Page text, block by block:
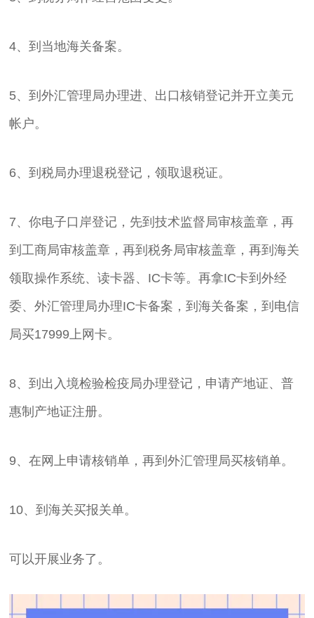
4、到当地海关备案。
5、到外汇管理局办理进、出口核销登记并开立美元
帐户。
6、到税局办理退税登记，领取退税证。
7、你电子口岸登记，先到技术监督局审核盖章，再
到工商局审核盖章，再到税务局审核盖章，再到海关
领取操作系统、读卡器、IC卡等。再拿IC卡到外经
委、外汇管理局办理IC卡备案，到海关备案，到电信
局买17999上网卡。
8、到出入境检验检疫局办理登记，申请产地证、普
惠制产地证注册。
9、在网上申请核销单，再到外汇管理局买核销单。
10、到海关买报关单。
可以开展业务了。